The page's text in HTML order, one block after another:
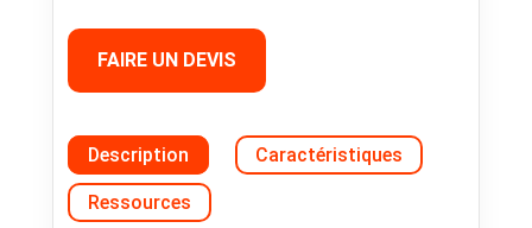
FAIRE UN DEVIS
Description Caractéristiques
Ressources